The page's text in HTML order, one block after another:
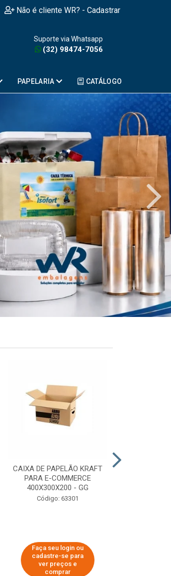
Não é cliente WR? - Cadastrar
Suporte via Whatsapp
(32) 98474-7056
PAPELARIA CATÁLOGO
CAIXA DE PAPELÃO KRAFT
PARA E-COMMERCE
400X300X200 - GG
Código: 63301
Faça seu login ou
cadastre-se para
ver preços e
comprar